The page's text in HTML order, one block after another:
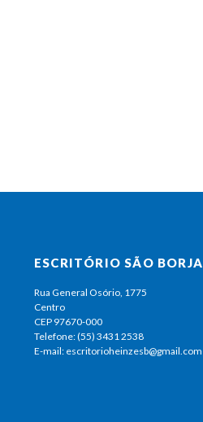
ESCRITÓRIO SÃO BORJA
Rua General Osório, 1775
Centro
CEP 97670-000
Telefone: (55) 3431 2538
E-mail: escritorioheinzesb@gmail.com